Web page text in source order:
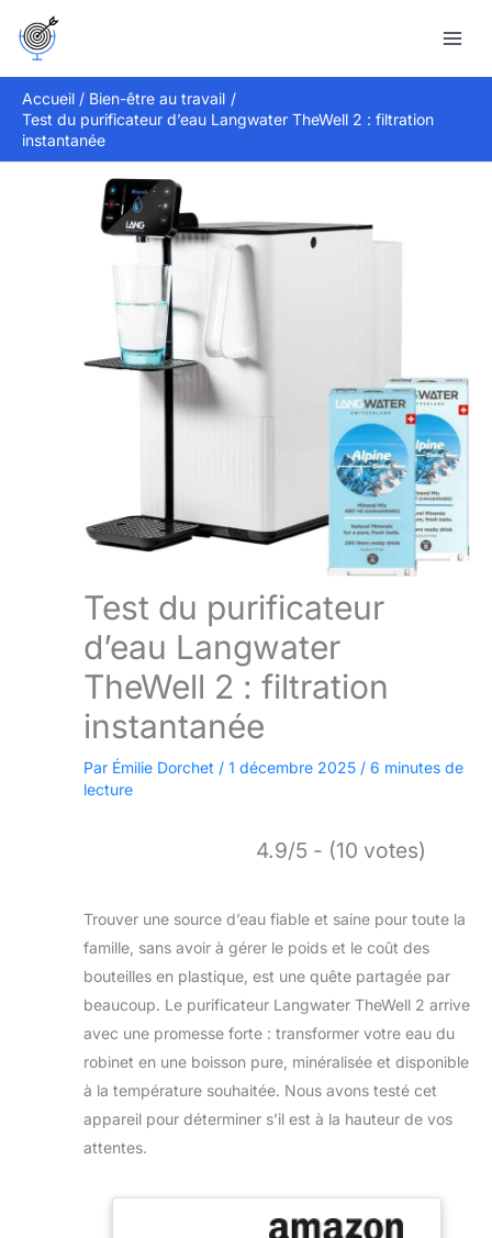
Accueil
Bien-être au travail
Test du purificateur d’eau Langwater TheWell 2 : filtration
instantanée
Test du purificateur
d’eau Langwater
TheWell 2 : filtration
instantanée
Par Émilie Dorchet / 1 décembre 2025 / 6 minutes de
lecture
4.9/5 - (10 votes)
Trouver une source d’eau fiable et saine pour toute la
famille, sans avoir à gérer le poids et le coût des
bouteilles en plastique, est une quête partagée par
beaucoup. Le purificateur Langwater TheWell 2 arrive
avec une promesse forte : transformer votre eau du
robinet en une boisson pure, minéralisée et disponible
à la température souhaitée. Nous avons testé cet
appareil pour déterminer s’il est à la hauteur de vos
attentes.
Rechercher